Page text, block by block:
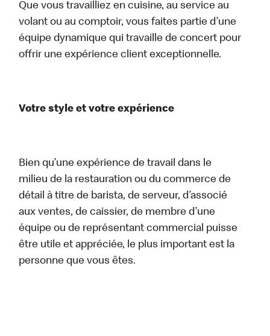
Que vous travailliez en cuisine, au service au
volant ou au comptoir, vous faites partie d’une
équipe dynamique qui travaille de concert pour
offrir une expérience client exceptionnelle.
Votre style et votre expérience
Bien qu’une expérience de travail dans le
milieu de la restauration ou du commerce de
détail à titre de barista, de serveur, d’associé
aux ventes, de caissier, de membre d’une
équipe ou de représentant commercial puisse
être utile et appréciée, le plus important est la
personne que vous êtes.